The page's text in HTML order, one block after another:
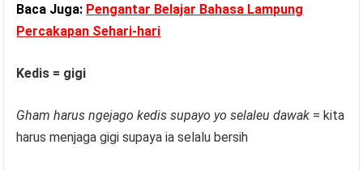
Baca Juga: Pengantar Belajar Bahasa Lampung
Percakapan Sehari-hari
Kedis = gigi
Gham harus ngejago kedis supayo yo selaleu dawak = kita
harus menjaga gigi supaya ia selalu bersih